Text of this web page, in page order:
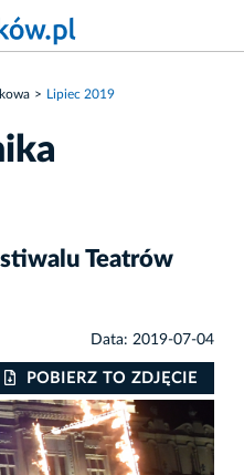
Lipiec 2019
Teatrów
Data: 2019-07-04
POBIERZ TO ZDJĘCIE